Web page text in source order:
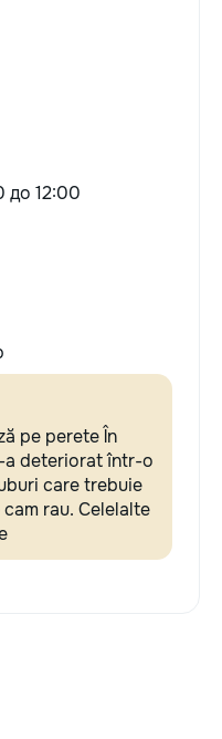
до 12:00
pe perete În
a deteriorat într-o
care trebuie
rau. Celelalte